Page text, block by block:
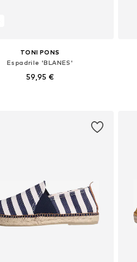
TONI PONS
Espadrile 'BLANES'
59,95 €